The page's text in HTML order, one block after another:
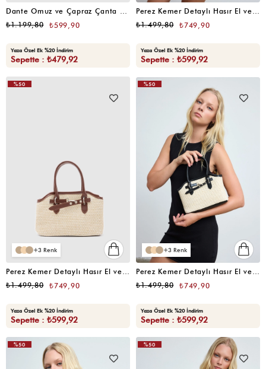
Dante Omuz ve Çapraz Çanta Siyah
₺599,90
₺1.199,80
Yaza Özel Ek %20 İndirim
Sepette : ₺479,92
Perez Kemer Detaylı Hasır El ve Çapraz Çanta Acı Kahve
₺749,90
₺1.499,80
Yaza Özel Ek %20 İndirim
Sepette : ₺599,92
3
₺749,90
₺1.499,80
Yaza Özel Ek %20 İndirim
Sepette : ₺599,92
%50
3
₺749,90
₺1.499,80
Yaza Özel Ek %20 İndirim
Sepette : ₺599,92
%50
%50 %50